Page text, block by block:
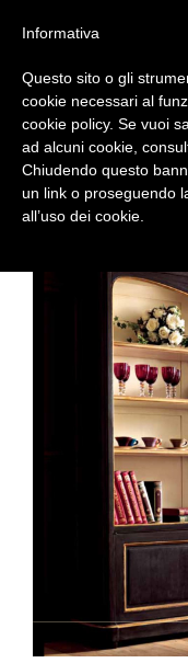
Il mio Account
Home Librerie a
Informativa
Questo sito o gli
cookie necessari al
cookie policy. Se vuoi
ad alcuni cookie,
Chiudendo questo
un link o proseguendo
all’uso dei cookie.